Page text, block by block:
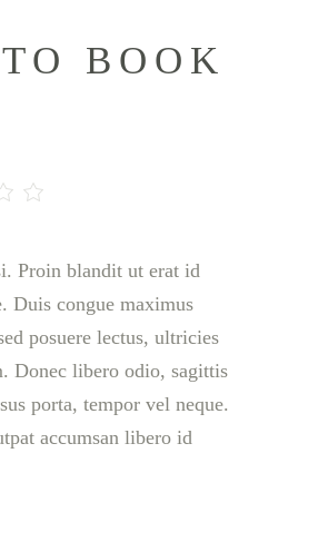
BOOK
Proin blandit ut erat id
Duis congue maximus
posuere lectus, ultricies
Donec libero odio, sagittis
porta, tempor vel neque.
accumsan libero id